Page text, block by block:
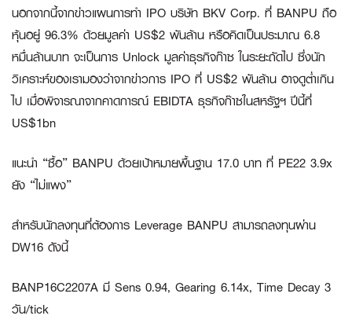
นอกจากนี้จากข่าวแผนการทำ IPO บริษัท BKV Corp. ที่ BANPU ถือ
หุ้นอยู่ 96.3% ด้วยมูลค่า US$2 พันล้าน หรือคิดเป็นประมาณ 6.8
หมื่นล้านบาท จะเป็นการ Unlock มูลค่าธุรกิจก๊าซ ในระยะถัดไป ซึ่งนัก
วิเคราะห์ของเรามองว่าจากข่าวการ IPO ที่ US$2 พันล้าน อาจดูต่ำเกิน
ไป เมื่อพิจารณาจากคาดการณ์ EBIDTA ธุรกิจก๊าซในสหรัฐฯ ปีนี้ที่
US$1bn
แนะนำ “ซื้อ” BANPU ด้วยเป้าหมายพื้นฐาน 17.0 บาท ที่ PE22 3.9x
ยัง “ไม่แพง”
สำหรับนักลงทุนที่ต้องการ Leverage BANPU สามารถลงทุนผ่าน
DW16 ดังนี้
BANP16C2207A มี Sens 0.94, Gearing 6.14x, Time Decay 3
วัน/tick